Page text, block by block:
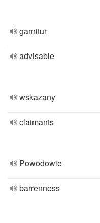
garnitur
advisable
wskazany
claimants
Powodowie
barrenness